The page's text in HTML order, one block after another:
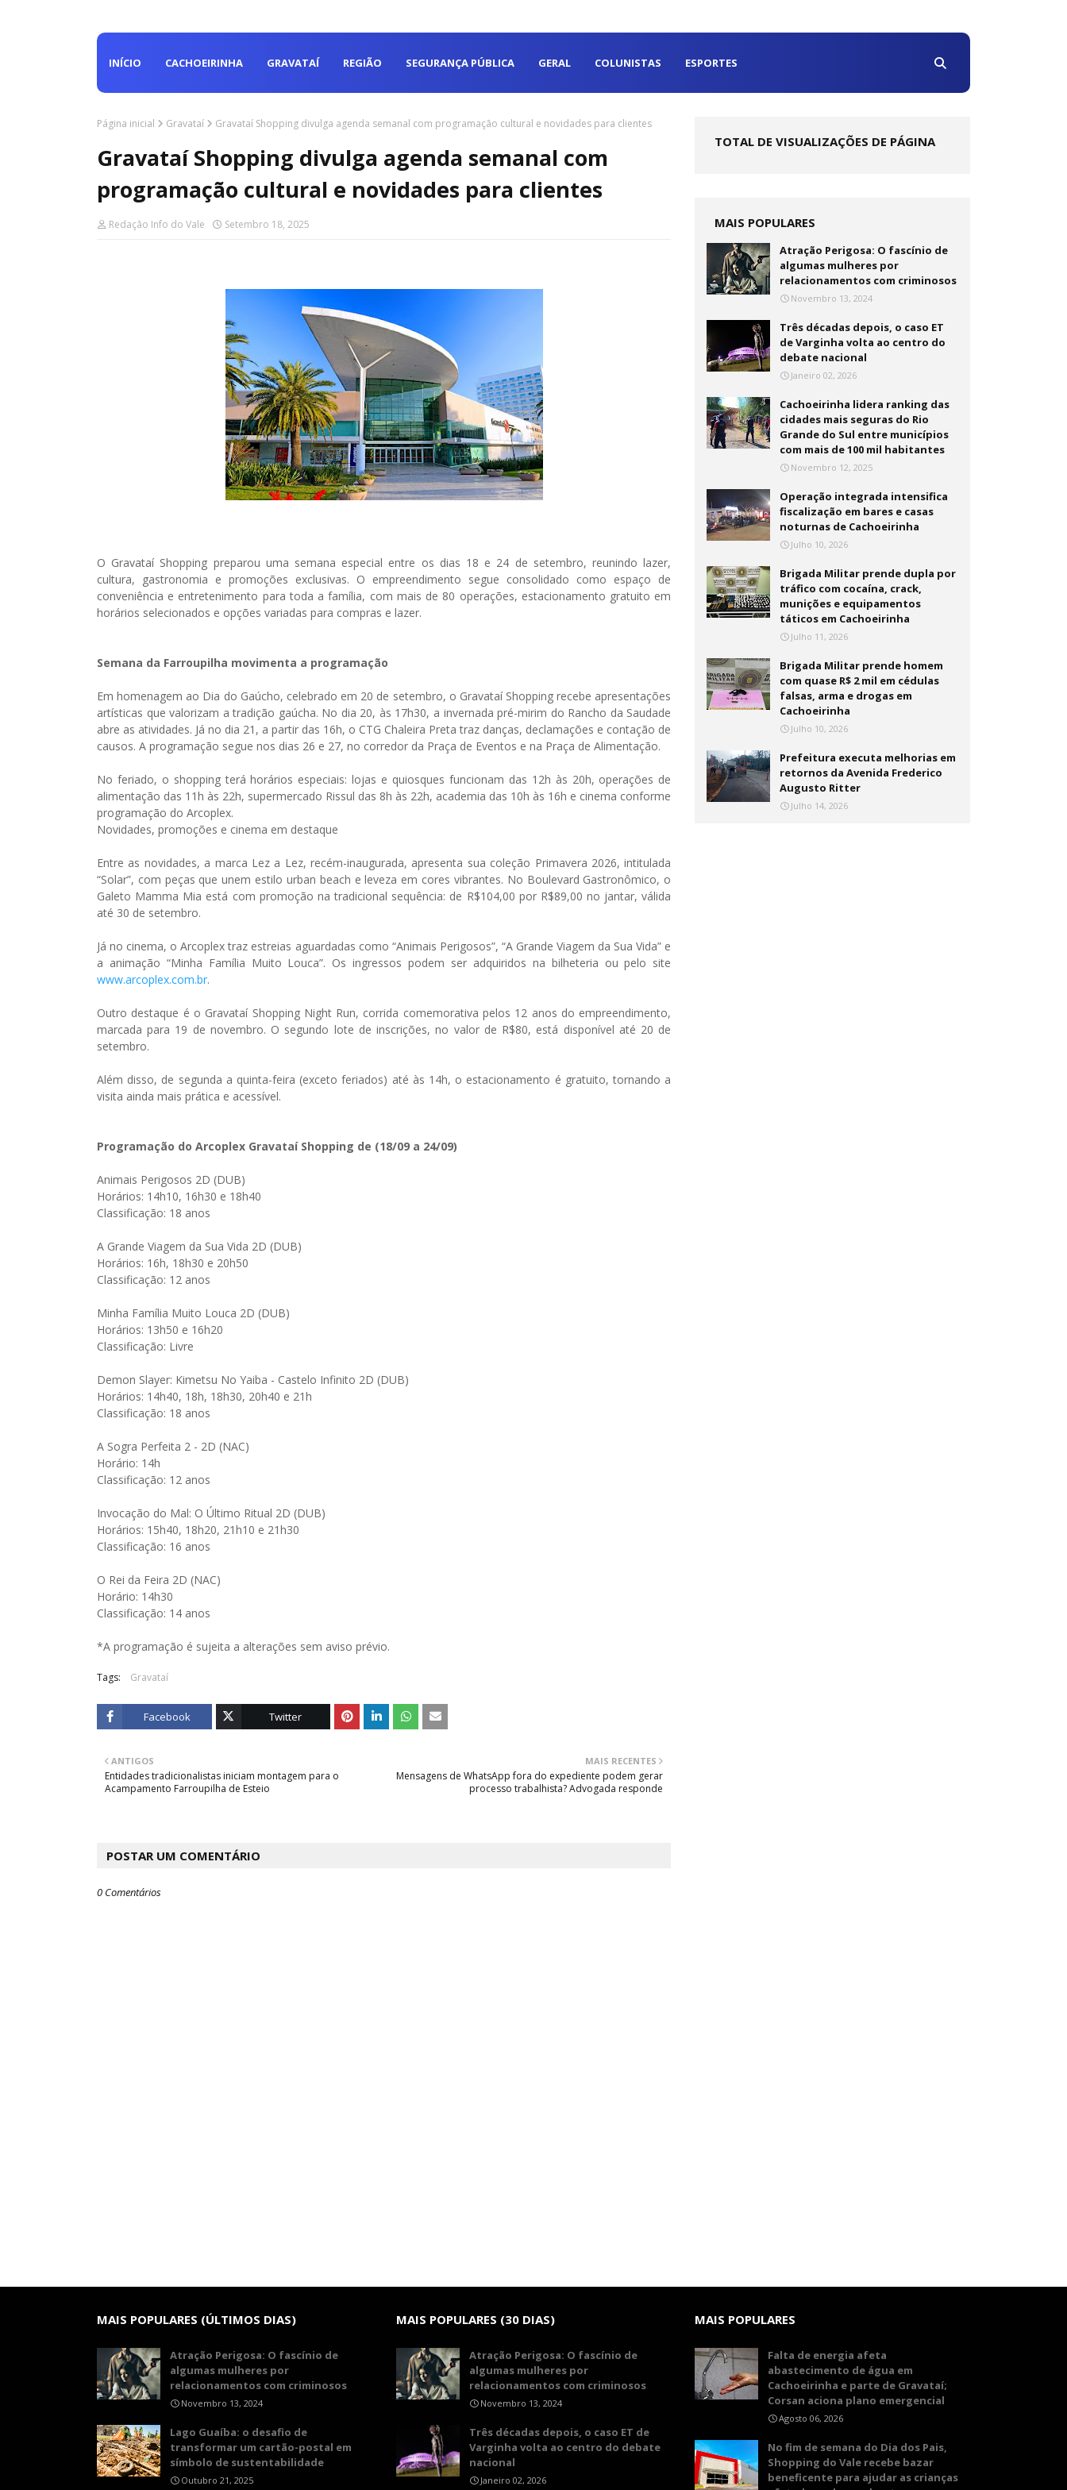
INÍCIO CACHOEIRINHA GRAVATAÍ REGIÃO SEGURANÇA PÚBLICA GERAL COLUNISTAS ESPORTES
Página inicial Gravataí Gravataí Shopping divulga agenda semanal com programação cultural e novidades para clientes
Gravataí Shopping divulga agenda semanal com
programação cultural e novidades para clientes
Redação Info do Vale Setembro 18, 2025
O Gravataí Shopping preparou uma semana especial entre os dias 18 e 24 de setembro, reunindo lazer,
cultura, gastronomia e promoções exclusivas. O empreendimento segue consolidado como espaço de
conveniência e entretenimento para toda a família, com mais de 80 operações, estacionamento gratuito em
horários selecionados e opções variadas para compras e lazer.
Semana da Farroupilha movimenta a programação
Em homenagem ao Dia do Gaúcho, celebrado em 20 de setembro, o Gravataí Shopping recebe apresentações
artísticas que valorizam a tradição gaúcha. No dia 20, às 17h30, a invernada pré-mirim do Rancho da Saudade
abre as atividades. Já no dia 21, a partir das 16h, o CTG Chaleira Preta traz danças, declamações e contação de
causos. A programação segue nos dias 26 e 27, no corredor da Praça de Eventos e na Praça de Alimentação.
No feriado, o shopping terá horários especiais: lojas e quiosques funcionam das 12h às 20h, operações de
alimentação das 11h às 22h, supermercado Rissul das 8h às 22h, academia das 10h às 16h e cinema conforme
programação do Arcoplex.
Novidades, promoções e cinema em destaque
Entre as novidades, a marca Lez a Lez, recém-inaugurada, apresenta sua coleção Primavera 2026, intitulada
“Solar”, com peças que unem estilo urban beach e leveza em cores vibrantes. No Boulevard Gastronômico, o
Galeto Mamma Mia está com promoção na tradicional sequência: de R$104,00 por R$89,00 no jantar, válida
até 30 de setembro.
Já no cinema, o Arcoplex traz estreias aguardadas como “Animais Perigosos”, “A Grande Viagem da Sua Vida” e
a animação “Minha Família Muito Louca”. Os ingressos podem ser adquiridos na bilheteria ou pelo site
www.arcoplex.com.br.
Outro destaque é o Gravataí Shopping Night Run, corrida comemorativa pelos 12 anos do empreendimento,
marcada para 19 de novembro. O segundo lote de inscrições, no valor de R$80, está disponível até 20 de
setembro.
Além disso, de segunda a quinta-feira (exceto feriados) até às 14h, o estacionamento é gratuito, tornando a
visita ainda mais prática e acessível.
Programação do Arcoplex Gravataí Shopping de (18/09 a 24/09)
Animais Perigosos 2D (DUB)
Horários: 14h10, 16h30 e 18h40
Classificação: 18 anos
A Grande Viagem da Sua Vida 2D (DUB)
Horários: 16h, 18h30 e 20h50
Classificação: 12 anos
Minha Família Muito Louca 2D (DUB)
Horários: 13h50 e 16h20
Classificação: Livre
Demon Slayer: Kimetsu No Yaiba - Castelo Infinito 2D (DUB)
Horários: 14h40, 18h, 18h30, 20h40 e 21h
Classificação: 18 anos
A Sogra Perfeita 2 - 2D (NAC)
Horário: 14h
Classificação: 12 anos
Invocação do Mal: O Último Ritual 2D (DUB)
Horários: 15h40, 18h20, 21h10 e 21h30
Classificação: 16 anos
O Rei da Feira 2D (NAC)
Horário: 14h30
Classificação: 14 anos
*A programação é sujeita a alterações sem aviso prévio.
Tags: Gravataí
Facebook Twitter
MAIS RECENTES
Mensagens de WhatsApp fora do expediente podem gerar
processo trabalhista? Advogada responde
ANTIGOS
Entidades tradicionalistas iniciam montagem para o
Acampamento Farroupilha de Esteio
POSTAR UM COMENTÁRIO
0 Comentários
TOTAL DE VISUALIZAÇÕES DE PÁGINA
MAIS POPULARES
Atração Perigosa: O fascínio de
algumas mulheres por
relacionamentos com criminosos
Novembro 13, 2024
Três décadas depois, o caso ET
de Varginha volta ao centro do
debate nacional
Janeiro 02, 2026
Cachoeirinha lidera ranking das
cidades mais seguras do Rio
Grande do Sul entre municípios
com mais de 100 mil habitantes
Novembro 12, 2025
Operação integrada intensifica
fiscalização em bares e casas
noturnas de Cachoeirinha
Julho 10, 2026
Brigada Militar prende dupla por
tráfico com cocaína, crack,
munições e equipamentos
táticos em Cachoeirinha
Julho 11, 2026
Brigada Militar prende homem
com quase R$ 2 mil em cédulas
falsas, arma e drogas em
Cachoeirinha
Julho 10, 2026
Prefeitura executa melhorias em
retornos da Avenida Frederico
Augusto Ritter
Julho 14, 2026
MAIS POPULARES (ÚLTIMOS DIAS)
Atração Perigosa: O fascínio de
algumas mulheres por
relacionamentos com criminosos
Novembro 13, 2024
Lago Guaíba: o desafio de
transformar um cartão-postal em
símbolo de sustentabilidade
Outubro 21, 2025
MAIS POPULARES (30 DIAS)
Atração Perigosa: O fascínio de
algumas mulheres por
relacionamentos com criminosos
Novembro 13, 2024
Três décadas depois, o caso ET de
Varginha volta ao centro do debate
nacional
Janeiro 02, 2026
MAIS POPULARES
Falta de energia afeta
abastecimento de água em
Cachoeirinha e parte de Gravataí;
Corsan aciona plano emergencial
Agosto 06, 2026
No fim de semana do Dia dos Pais,
Shopping do Vale recebe bazar
beneficente para ajudar as crianças